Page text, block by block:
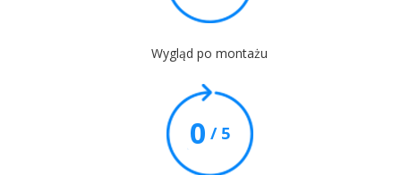
Wygląd po montażu
0 / 5